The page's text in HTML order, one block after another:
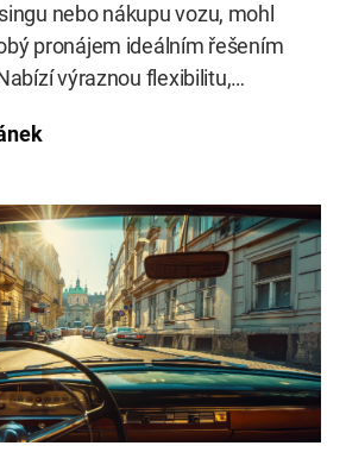
nebo nákupu vozu, mohl
pronájem ideálním řešením
výraznou flexibilitu,
aktuálním potřebám.
smluvními podmínkami a
ukončení, dlouhodobý
snadnější změnu vozidla i